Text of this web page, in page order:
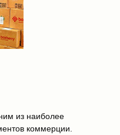
из наиболее
коммерции.